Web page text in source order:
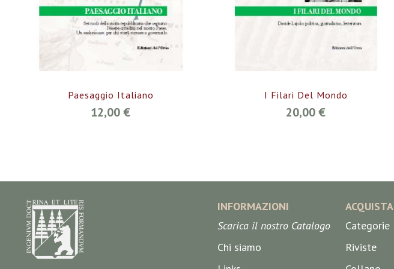
Paesaggio Italiano
12,00 €
I Filari Del Mondo
20,00 €
INFORMAZIONI
Scarica il nostro Catalogo
Chi siamo
ACQUISTA
Categorie
Riviste